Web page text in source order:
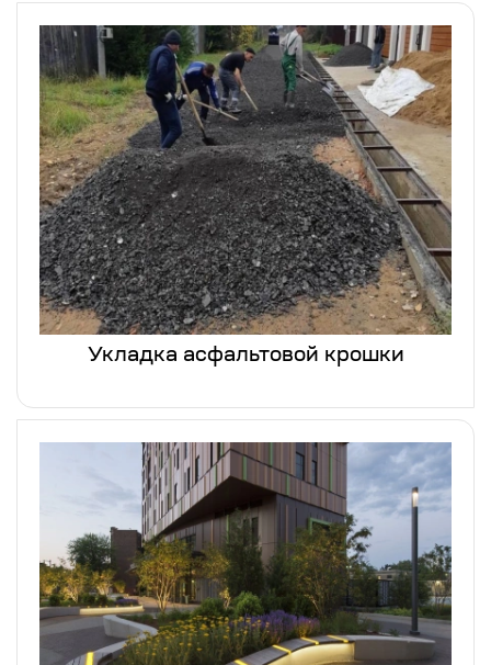
Укладка асфальтовой крошки